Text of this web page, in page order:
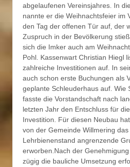
abgelaufenen Vereinsjahres. In
nannte er die Weihnachtsfeier im
den Tag der offenen Tür auf, der
Zuspruch in der Bevölkerung
sich die Imker auch am
Pohl. Kassenwart Christian Hiegl
zahlreiche Investitionen auf. In
auch schon erste Buchungen als
geplante Schleuderhaus auf. Wie
fasste die Vorstandschaft nach
letzten Jahr den Entschluss für
Investition. Für diesen Neubau
von der Gemeinde Willmering das
Lehrbienenstand angrenzende
erworben.Nach der
zügig die bauliche Umsetzung